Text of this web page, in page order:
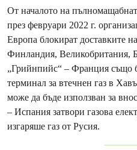
От началото на
през февруари 2022 г.
Европа блокират доставките
Финландия, Великобритания,
„Грийнпийс“ – Франция също
терминал за втечнен газ в
може да бъде използван за
– Испания затвори газова
изгаряше газ от Русия.